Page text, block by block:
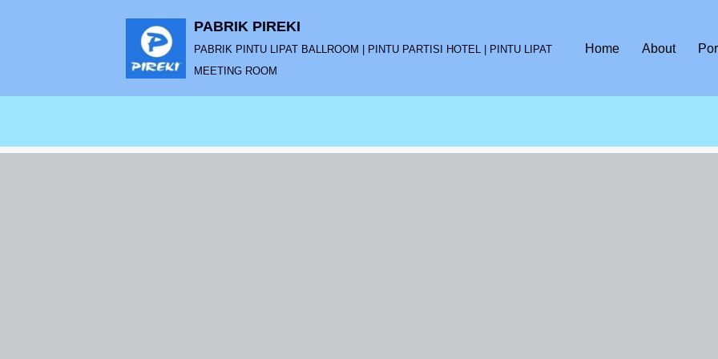
PABRIK PIREKI
PABRIK PINTU LIPAT BALLROOM | PINTU PARTISI HOTEL | PINTU LIPAT
MEETING ROOM
Home About